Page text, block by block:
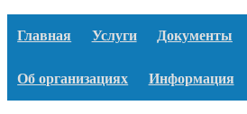
Главная Услуги Документы
Об организациях Информация